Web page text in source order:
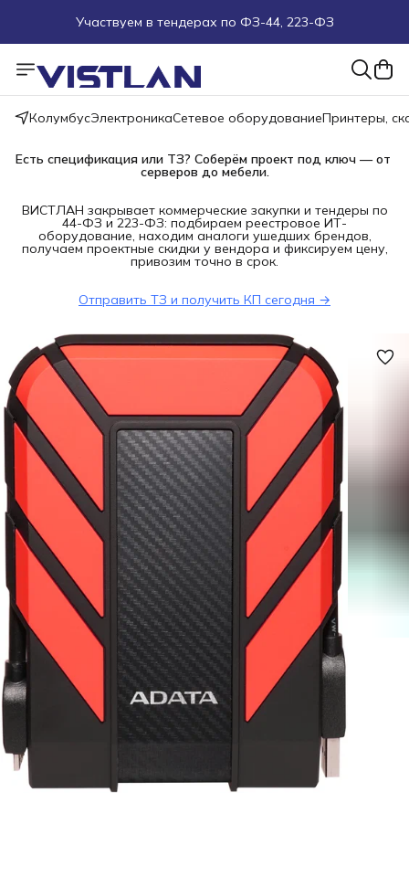
Поможем подобрать оборудование под ТЗ
Пуско-наладочные работы
Более 100 000 позиций в наличии и под заказ
КолумбусЭлектроникаСетевое оборудованиеПринтеры,
Есть спецификация или ТЗ? Соберём проект под ключ — от
серверов до мебели.
ВИСТЛАН закрывает коммерческие закупки и тендеры по
44-ФЗ и 223-ФЗ: подбираем реестровое ИТ-
оборудование, находим аналоги ушедших брендов,
получаем проектные скидки у вендора и фиксируем цену,
привозим точно в срок.
Отправить ТЗ и получить КП сегодня →